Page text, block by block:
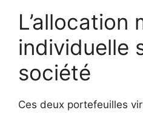
L’allocation
individuelle
société
Ces deux portefeuilles